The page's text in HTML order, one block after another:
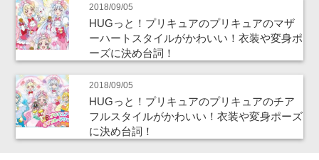
2018/09/05
HUGっと！プリキュアのプリキュアのマザ
ーハートスタイルがかわいい！衣装や変身ポ
ーズに決め台詞！
2018/09/05
HUGっと！プリキュアのプリキュアのチア
フルスタイルがかわいい！衣装や変身ポーズ
に決め台詞！